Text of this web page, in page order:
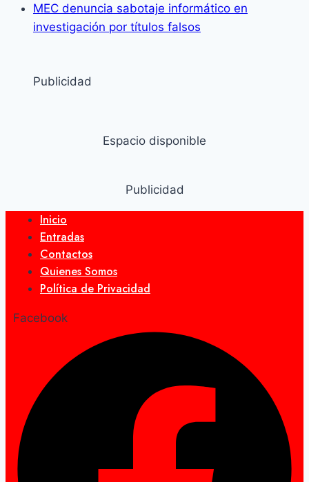
MEC denuncia sabotaje informático en
investigación por títulos falsos
Publicidad
Espacio disponible
Publicidad
Inicio
Entradas
Contactos
Quienes Somos
Política de Privacidad
Facebook